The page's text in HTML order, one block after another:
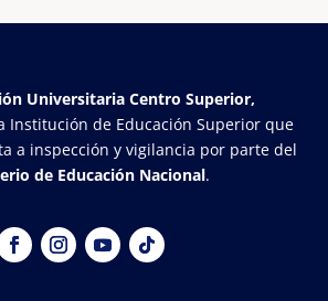
Universitaria Centro Superior,
Institución de Educación Superior que
a inspección y vigilancia por parte del
de Educación Nacional.